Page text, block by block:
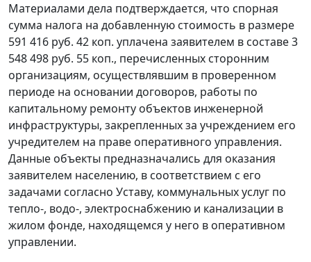
Материалами дела подтверждается, что спорная
сумма налога на добавленную стоимость в размере
591 416 руб. 42 коп. уплачена заявителем в составе 3
548 498 руб. 55 коп., перечисленных сторонним
организациям, осуществлявшим в проверенном
периоде на основании договоров, работы по
капитальному ремонту объектов инженерной
инфраструктуры, закрепленных за учреждением его
учредителем на праве оперативного управления.
Данные объекты предназначались для оказания
заявителем населению, в соответствием с его
задачами согласно Уставу, коммунальных услуг по
тепло-, водо-, электроснабжению и канализации в
жилом фонде, находящемся у него в оперативном
управлении.